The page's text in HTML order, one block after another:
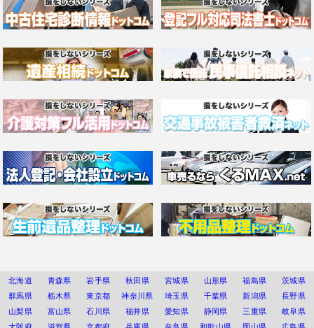
北海道 青森県 岩手県 秋田県 宮城県 山形県 福島県
茨城県
群馬県
栃木県 東京都 神奈川県 埼玉県 千葉県 新潟県
長野県
山梨県
富山県 石川県 福井県 愛知県 静岡県 三重県
岐阜県